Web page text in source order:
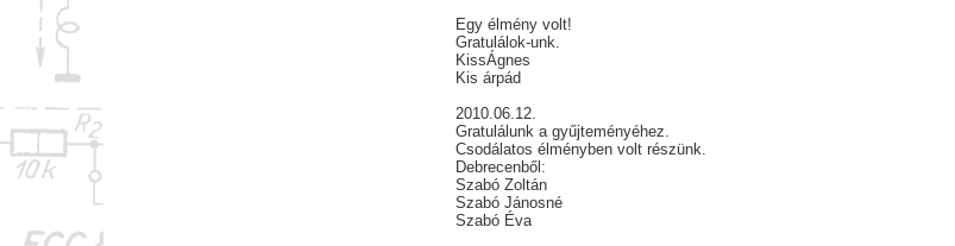
Egy élmény volt!
Gratulálok-unk.
KissÁgnes
Kis árpád
2010.06.12.
Gratulálunk a gyűjteményéhez.
Csodálatos élményben volt részünk.
Debrecenből:
Szabó Zoltán
Szabó Jánosné
Szabó Éva